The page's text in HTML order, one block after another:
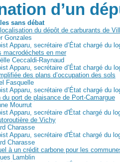
d’un
sans débat
du dépôt de carburants de
Gonzales
Apparu, secrétaire d’État chargé du
macrodéchets en mer
Ceccaldi-Raynaud
Apparu, secrétaire d’État chargé du
des plans d’occupation des sols
Fasquelle
Apparu, secrétaire d’État chargé du
du port de plaisance de Port-Camargue
Mourrut
Apparu, secrétaire d'État chargé du
de Vichy
Charasse
Apparu, secrétaire d'État chargé du
Charasse
à un crédit carbone pour les
Lamblin